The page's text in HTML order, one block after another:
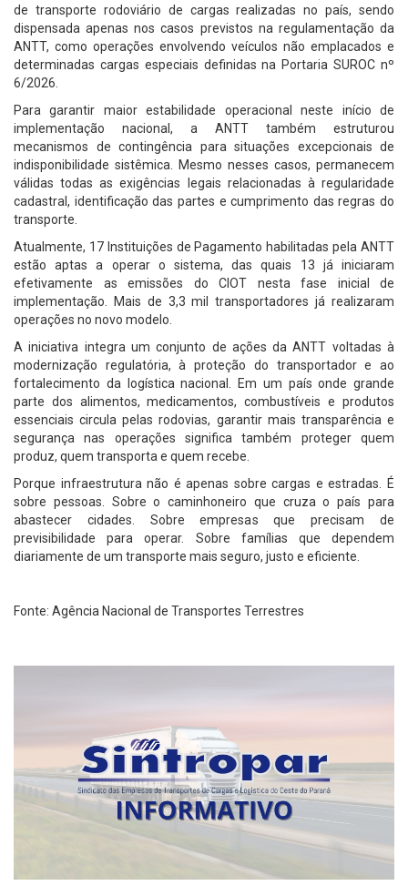
de transporte rodoviário de cargas realizadas no país, sendo
dispensada apenas nos casos previstos na regulamentação da
ANTT, como operações envolvendo veículos não emplacados e
determinadas cargas especiais definidas na Portaria SUROC nº
6/2026.
Para garantir maior estabilidade operacional neste início de
implementação nacional, a ANTT também estruturou
mecanismos de contingência para situações excepcionais de
indisponibilidade sistêmica. Mesmo nesses casos, permanecem
válidas todas as exigências legais relacionadas à regularidade
cadastral, identificação das partes e cumprimento das regras do
transporte.
Atualmente, 17 Instituições de Pagamento habilitadas pela ANTT
estão aptas a operar o sistema, das quais 13 já iniciaram
efetivamente as emissões do CIOT nesta fase inicial de
implementação. Mais de 3,3 mil transportadores já realizaram
operações no novo modelo.
A iniciativa integra um conjunto de ações da ANTT voltadas à
modernização regulatória, à proteção do transportador e ao
fortalecimento da logística nacional. Em um país onde grande
parte dos alimentos, medicamentos, combustíveis e produtos
essenciais circula pelas rodovias, garantir mais transparência e
segurança nas operações significa também proteger quem
produz, quem transporta e quem recebe.
Porque infraestrutura não é apenas sobre cargas e estradas. É
sobre pessoas. Sobre o caminhoneiro que cruza o país para
abastecer cidades. Sobre empresas que precisam de
previsibilidade para operar. Sobre famílias que dependem
diariamente de um transporte mais seguro, justo e eficiente.
Fonte: Agência Nacional de Transportes Terrestres